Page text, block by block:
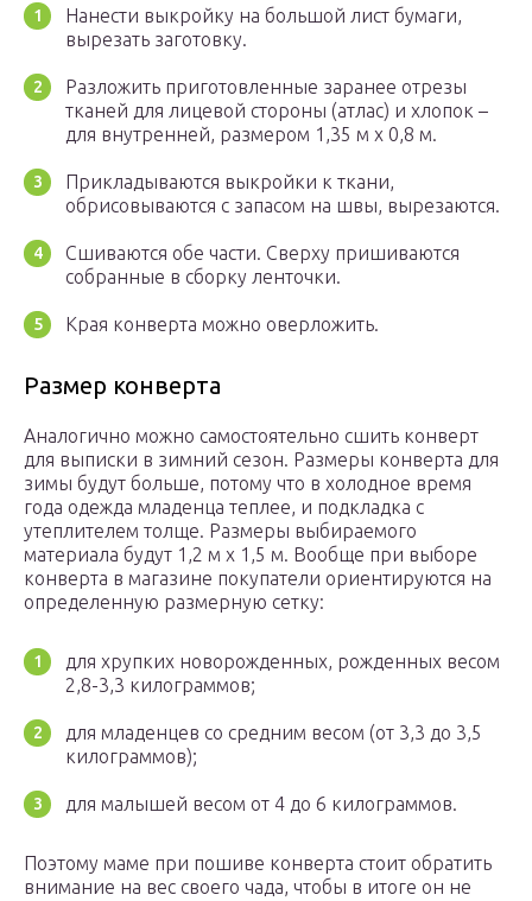
Нанести выкройку на большой лист бумаги,
вырезать заготовку.
Разложить приготовленные заранее отрезы
тканей для лицевой стороны (атлас) и хлопок –
для внутренней, размером 1,35 м х 0,8 м.
Прикладываются выкройки к ткани,
обрисовываются с запасом на швы, вырезаются.
Сшиваются обе части. Сверху пришиваются
собранные в сборку ленточки.
Края конверта можно оверложить.
Размер конверта
Аналогично можно самостоятельно сшить конверт
для выписки в зимний сезон. Размеры конверта для
зимы будут больше, потому что в холодное время
года одежда младенца теплее, и подкладка с
утеплителем толще. Размеры выбираемого
материала будут 1,2 м х 1,5 м. Вообще при выборе
конверта в магазине покупатели ориентируются на
определенную размерную сетку:
для хрупких новорожденных, рожденных весом
2,8-3,3 килограммов;
для младенцев со средним весом (от 3,3 до 3,5
килограммов);
для малышей весом от 4 до 6 килограммов.
Поэтому маме при пошиве конверта стоит обратить
внимание на вес своего чада, чтобы в итоге он не